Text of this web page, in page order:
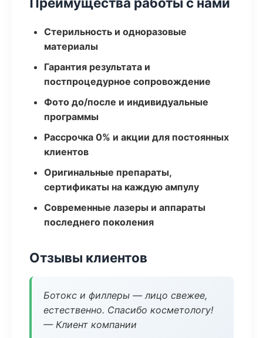
Стерильность и одноразовые
материалы
Гарантия результата и
постпроцедурное сопровождение
Фото до/после и индивидуальные
программы
Рассрочка 0% и акции для постоянных
клиентов
Оригинальные препараты,
сертификаты на каждую ампулу
Современные лазеры и аппараты
последнего поколения
Отзывы клиентов
Ботокс и филлеры — лицо свежее,
естественно. Спасибо косметологу!
— Клиент компании